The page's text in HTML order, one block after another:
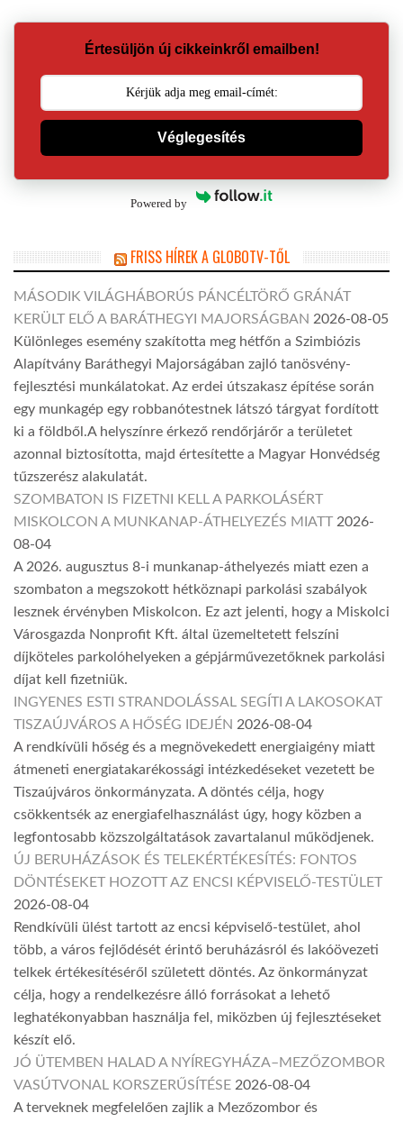
Értesüljön új cikkeinkről emailben!
Véglegesítés
Powered by
FRISS HÍREK A GLOBOTV-TŐL
MÁSODIK VILÁGHÁBORÚS PÁNCÉLTÖRŐ GRÁNÁT
KERÜLT ELŐ A BARÁTHEGYI MAJORSÁGBAN 2026-08-05
Különleges esemény szakította meg hétfőn a Szimbiózis
Alapítvány Baráthegyi Majorságában zajló tanösvény-
fejlesztési munkálatokat. Az erdei útszakasz építése során
egy munkagép egy robbanótestnek látszó tárgyat fordított
ki a földből.A helyszínre érkező rendőrjárőr a területet
azonnal biztosította, majd értesítette a Magyar Honvédség
tűzszerész alakulatát.
SZOMBATON IS FIZETNI KELL A PARKOLÁSÉRT
MISKOLCON A MUNKANAP-ÁTHELYEZÉS MIATT 2026-
08-04
A 2026. augusztus 8-i munkanap-áthelyezés miatt ezen a
szombaton a megszokott hétköznapi parkolási szabályok
lesznek érvényben Miskolcon. Ez azt jelenti, hogy a Miskolci
Városgazda Nonprofit Kft. által üzemeltetett felszíni
díjköteles parkolóhelyeken a gépjárművezetőknek parkolási
díjat kell fizetniük.
INGYENES ESTI STRANDOLÁSSAL SEGÍTI A LAKOSOKAT
TISZAÚJVÁROS A HŐSÉG IDEJÉN 2026-08-04
A rendkívüli hőség és a megnövekedett energiaigény miatt
átmeneti energiatakarékossági intézkedéseket vezetett be
Tiszaújváros önkormányzata. A döntés célja, hogy
csökkentsék az energiafelhasználást úgy, hogy közben a
legfontosabb közszolgáltatások zavartalanul működjenek.
ÚJ BERUHÁZÁSOK ÉS TELEKÉRTÉKESÍTÉS: FONTOS
DÖNTÉSEKET HOZOTT AZ ENCSI KÉPVISELŐ-TESTÜLET
2026-08-04
Rendkívüli ülést tartott az encsi képviselő-testület, ahol
több, a város fejlődését érintő beruházásról és lakóövezeti
telkek értékesítéséről született döntés. Az önkormányzat
célja, hogy a rendelkezésre álló forrásokat a lehető
leghatékonyabban használja fel, miközben új fejlesztéseket
készít elő.
JÓ ÜTEMBEN HALAD A NYÍREGYHÁZA–MEZŐZOMBOR
VASÚTVONAL KORSZERŰSÍTÉSE 2026-08-04
A terveknek megfelelően zajlik a Mezőzombor és